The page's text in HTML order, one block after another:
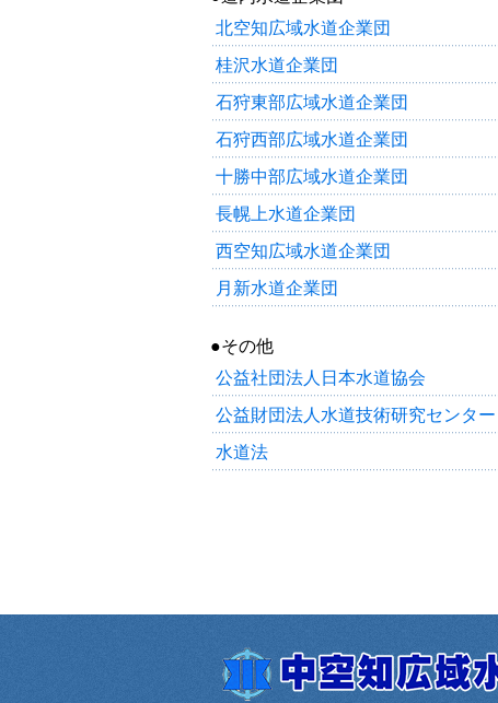
北空知広域水道企業団
桂沢水道企業団
石狩東部広域水道企業団
石狩西部広域水道企業団
十勝中部広域水道企業団
長幌上水道企業団
西空知広域水道企業団
月新水道企業団
●その他
公益社団法人日本水道協会
公益財団法人水道技術研究センター
水道法